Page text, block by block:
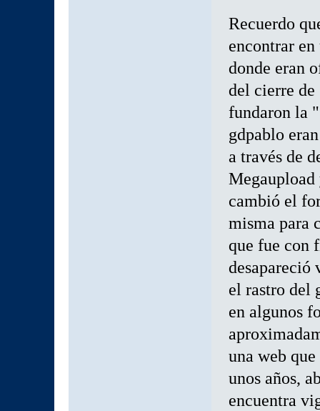
Recuerdo
encontrar
donde eran
del cierre de
fundaron la
gdpablo
a través de
Megaupload
cambió el
misma para
que fue con
desapareció
el rastro del
en algunos
una web
unos años,
encuentra